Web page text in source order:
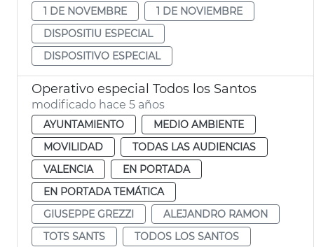
1 DE NOVEMBRE
1 DE NOVIEMBRE
DISPOSITIU ESPECIAL
DISPOSITIVO ESPECIAL
Operativo especial Todos los Santos
modificado hace 5 años
AYUNTAMIENTO
MEDIO AMBIENTE
MOVILIDAD
TODAS LAS AUDIENCIAS
VALENCIA
EN PORTADA
EN PORTADA TEMÁTICA
GIUSEPPE GREZZI
ALEJANDRO RAMON
TOTS SANTS
TODOS LOS SANTOS